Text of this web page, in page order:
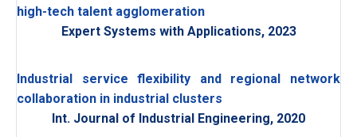
high-tech talent agglomeration
Expert Systems with Applications, 2023
Industrial service flexibility and regional network
collaboration in industrial clusters
Int. Journal of Industrial Engineering, 2020